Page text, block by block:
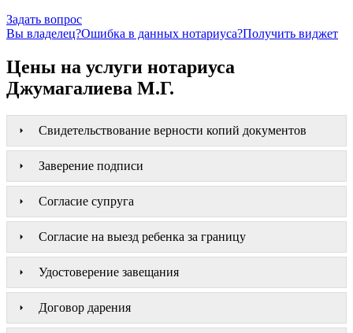
Задать вопрос
Вы владелец?Ошибка в данных нотариуса?Получить виджет
Цены на услуги нотариуса
Джумагалиева М.Г.
Свидетельствование верности копий документов
Заверение подписи
Согласие супруга
Согласие на выезд ребенка за границу
Удостоверение завещания
Договор дарения